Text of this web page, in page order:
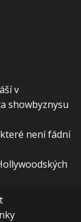
v
showbyznysu
není fádní